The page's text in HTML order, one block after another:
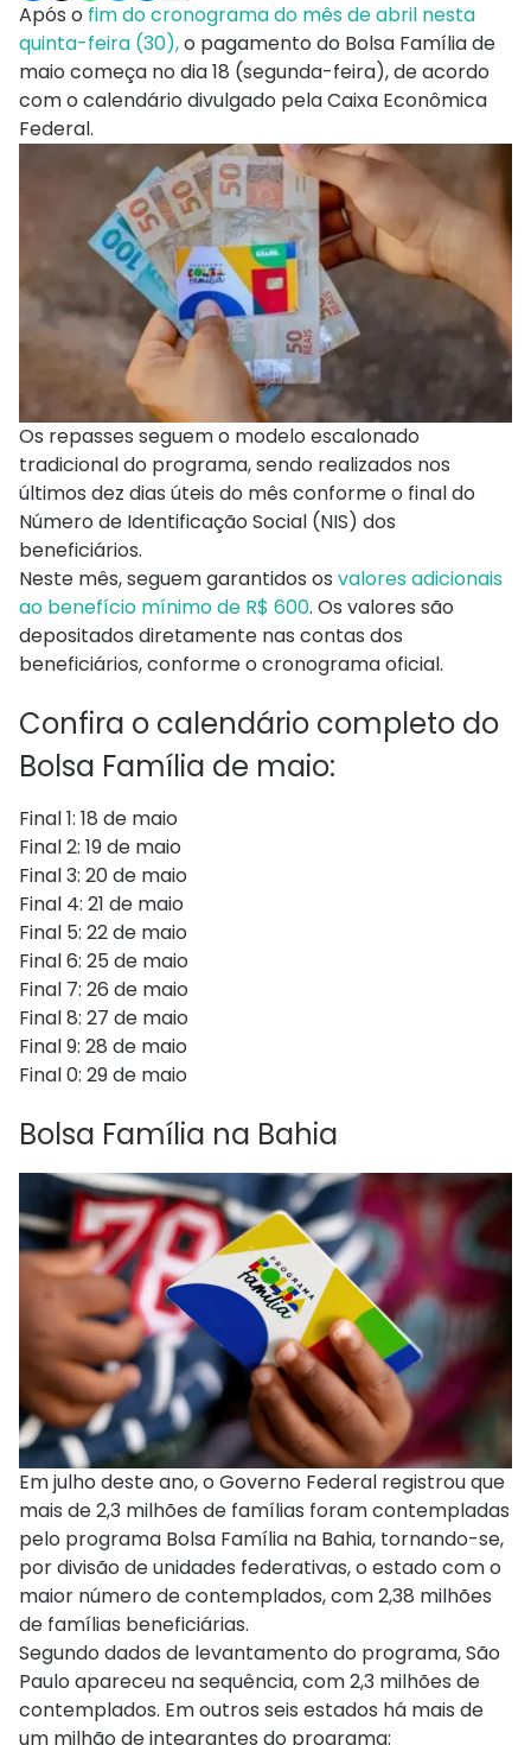
Após o fim do cronograma do mês de abril nesta
quinta-feira (30),o pagamento do Bolsa Família de
maio começa no dia 18 (segunda-feira), de acordo
com o calendário divulgado pela Caixa Econômica
Federal.
Os repasses seguem o modelo escalonado
tradicional do programa, sendo realizados nos
últimos dez dias úteis do mês conforme o final do
Número de Identificação Social (NIS) dos
beneficiários.
Neste mês, seguem garantidos os valores adicionais
ao benefício mínimo de R$ 600. Os valores são
depositados diretamente nas contas dos
beneficiários, conforme o cronograma oficial.
Confira o calendário completo do
Bolsa Família de maio:
Final 1: 18 de maio
Final 2: 19 de maio
Final 3: 20 de maio
Final 4: 21 de maio
Final 5: 22 de maio
Final 6: 25 de maio
Final 7: 26 de maio
Final 8: 27 de maio
Final 9: 28 de maio
Final 0: 29 de maio
Bolsa Família na Bahia
Em julho deste ano, o Governo Federal registrou que
mais de 2,3 milhões de famílias foram contempladas
pelo programa Bolsa Família na Bahia, tornando-se,
por divisão de unidades federativas, o estado com o
maior número de contemplados, com 2,38 milhões
de famílias beneficiárias.
Segundo dados de levantamento do programa, São
Paulo apareceu na sequência, com 2,3 milhões de
contemplados. Em outros seis estados há mais de
um milhão de integrantes do programa: